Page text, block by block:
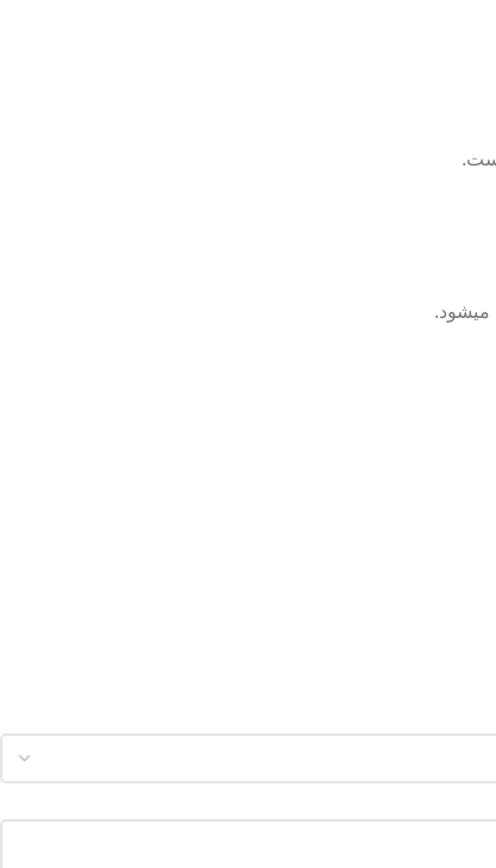
میشود.